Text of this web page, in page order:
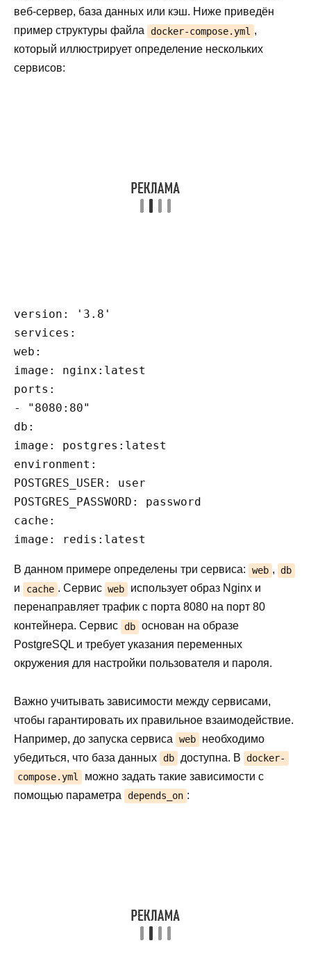
веб-сервер, база данных или кэш. Ниже приведён
пример структуры файла
docker-compose.yml ,
который иллюстрирует определение нескольких
сервисов:
version: '3.8'
services:
web:
image: nginx:latest
ports:
- "8080:80"
db:
image: postgres:latest
environment:
POSTGRES_USER: user
POSTGRES_PASSWORD: password
cache:
В данном примере определены три сервиса: web , db
и cache . Сервис web
использует образ Nginx и
перенаправляет трафик с порта 8080 на порт 80
контейнера. Сервис db основан на образе
PostgreSQL и требует указания переменных
окружения для настройки пользователя и пароля.
Важно учитывать зависимости между сервисами,
чтобы гарантировать их правильное взаимодействие.
Например, до запуска сервиса
web
необходимо
убедиться, что база данных db доступна. В docker-
compose.yml
можно задать такие зависимости с
помощью параметра
depends_on :